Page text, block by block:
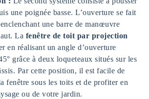
une poignée basse. L’ouverture se fait
une barre de manœuvre
La fenêtre de toit par projection
en réalisant un angle d’ouverture
grâce à deux loqueteaux situés sur les
Par cette position, il est facile de
fenêtre sous les toits et de profiter en
ou de votre jardin.